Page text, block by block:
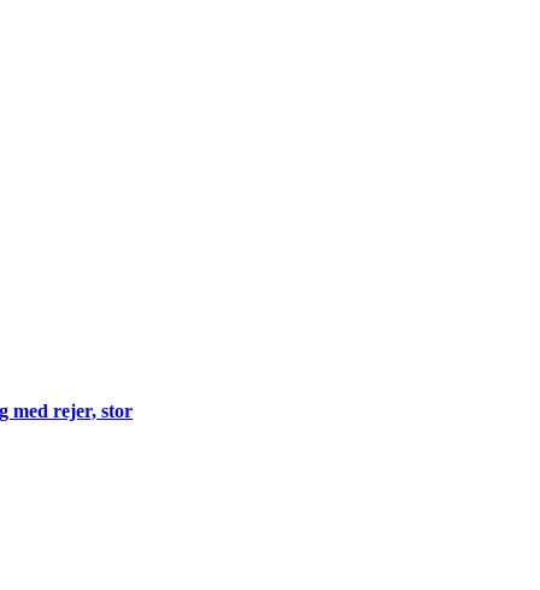
med rejer, stor